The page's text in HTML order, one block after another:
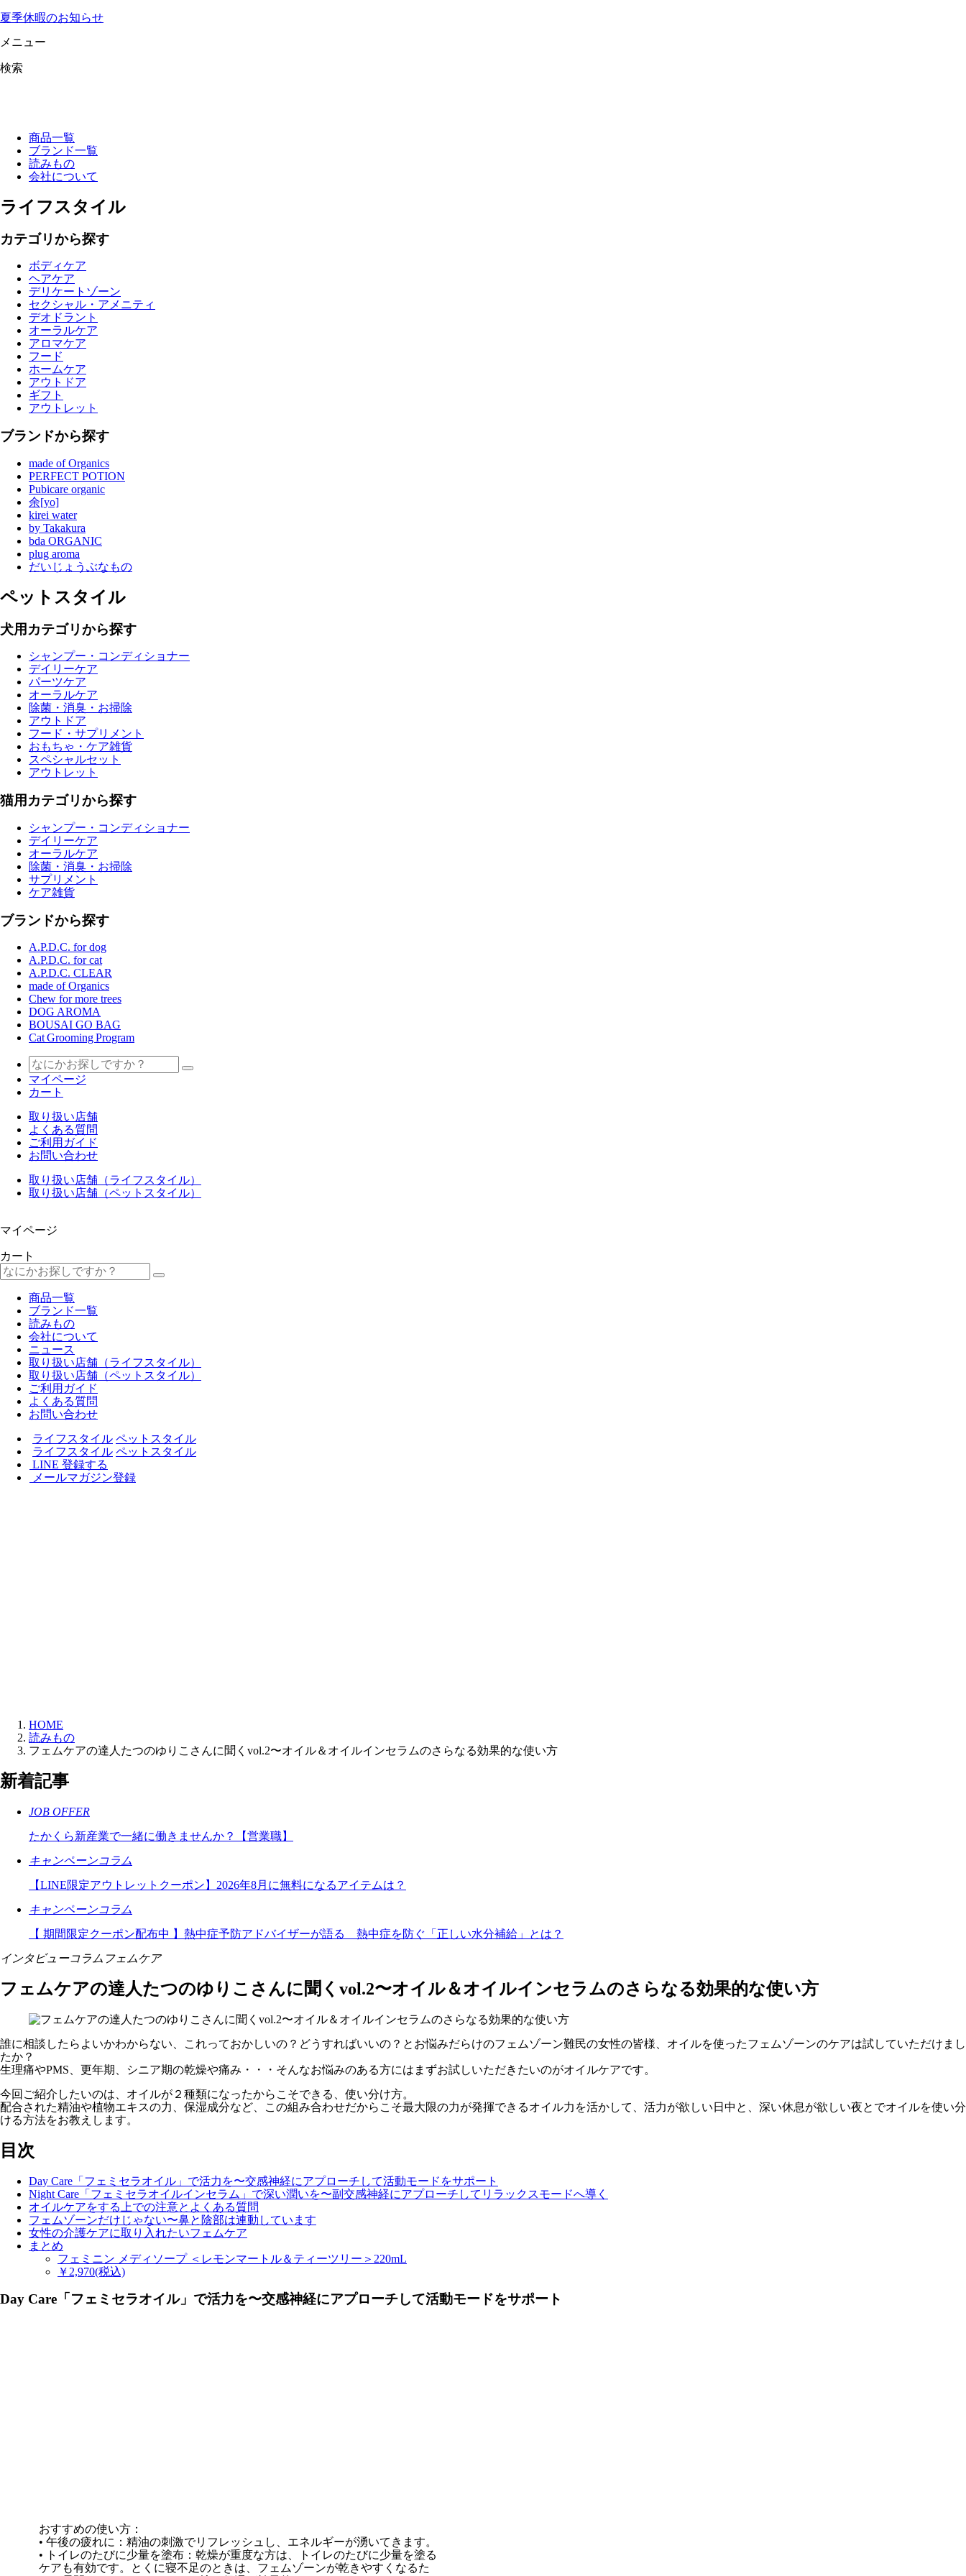
夏季休暇のお知らせ
メニュー
検索
商品一覧
ブランド一覧
読みもの
会社について
ライフスタイル
カテゴリから探す
ボディケア
ヘアケア
デリケートゾーン
セクシャル・アメニティ
デオドラント
オーラルケア
アロマケア
フード
ホームケア
アウトドア
ギフト
アウトレット
ブランドから探す
made of Organics
PERFECT POTION
Pubicare organic
余[yo]
kirei water
by Takakura
bda ORGANIC
plug aroma
だいじょうぶなもの
ペットスタイル
犬用カテゴリから探す
シャンプー・コンディショナー
デイリーケア
パーツケア
オーラルケア
除菌・消臭・お掃除
アウトドア
フード・サプリメント
おもちゃ・ケア雑貨
スペシャルセット
アウトレット
猫用カテゴリから探す
シャンプー・コンディショナー
デイリーケア
オーラルケア
除菌・消臭・お掃除
サプリメント
ケア雑貨
ブランドから探す
A.P.D.C. for dog
A.P.D.C. for cat
A.P.D.C. CLEAR
made of Organics
Chew for more trees
DOG AROMA
BOUSAI GO BAG
Cat Grooming Program
マイページ
カート
取り扱い店舗
よくある質問
ご利用ガイド
お問い合わせ
取り扱い店舗（ライフスタイル）
取り扱い店舗（ペットスタイル）
マイページ
カート
商品一覧
ブランド一覧
読みもの
会社について
ニュース
取り扱い店舗（ライフスタイル）
取り扱い店舗（ペットスタイル）
ご利用ガイド
よくある質問
お問い合わせ
ライフスタイル ペットスタイル
ライフスタイル ペットスタイル
LINE 登録する
メールマガジン登録
HOME
読みもの
フェムケアの達人たつのゆりこさんに聞くvol.2〜オイル＆オイルインセラムのさらなる効果的な使い方
新着記事
JOB OFFER
たかくら新産業で一緒に働きませんか？【営業職】
キャンペーンコラム
【LINE限定アウトレットクーポン】2026年8月に無料になるアイテムは？
キャンペーンコラム
【 期間限定クーポン配布中 】熱中症予防アドバイザーが語る 熱中症を防ぐ「正しい水分補給」とは？
インタビューコラム フェムケア
フェムケアの達人たつのゆりこさんに聞くvol.2〜オイル＆オイルインセラムのさらなる効果的な使い方
誰に相談したらよいかわからない、これっておかしいの？どうすればいいの？とお悩みだらけのフェムゾーン難民の女性の皆様、オイルを使ったフェムゾーンのケアは試していただけまし
たか？
生理痛やPMS、更年期、シニア期の乾燥や痛み・・・そんなお悩みのある方にはまずお試しいただきたいのがオイルケアです。
今回ご紹介したいのは、オイルが２種類になったからこそできる、使い分け方。
配合された精油や植物エキスの力、保湿成分など、この組み合わせだからこそ最大限の力が発揮できるオイル力を活かして、活力が欲しい日中と、深い休息が欲しい夜とでオイルを使い分
ける方法をお教えします。
目次
Day Care「フェミセラオイル」で活力を〜交感神経にアプローチして活動モードをサポート
Night Care「フェミセラオイルインセラム」で深い潤いを〜副交感神経にアプローチしてリラックスモードへ導く
オイルケアをする上での注意とよくある質問
フェムゾーンだけじゃない〜鼻と陰部は連動しています
女性の介護ケアに取り入れたいフェムケア
まとめ
フェミニン メディソープ ＜レモンマートル＆ティーツリー＞220mL
￥2,970(税込)
Day Care「フェミセラオイル」で活力を〜交感神経にアプローチして活動モードをサポート
おすすめの使い方：
• 午後の疲れに：精油の刺激でリフレッシュし、エネルギーが湧いてきます。
• トイレのたびに少量を塗布：乾燥が重度な方は、トイレのたびに少量を塗る
ケアも有効です。とくに寝不足のときは、フェムゾーンが乾きやすくなるた